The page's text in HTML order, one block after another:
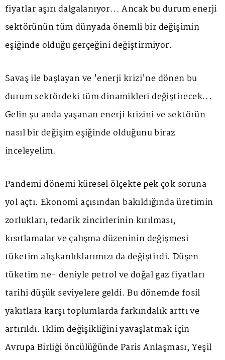
fiyatlar aşırı dalgalanıyor... Ancak bu durum enerji
sektörünün tüm dünyada önemli bir değişimin
eşiğinde olduğu gerçeğini değiştirmiyor.
Savaş ile başlayan ve 'enerji krizi'ne dönen bu
durum sektördeki tüm dinamikleri değiştirecek...
Gelin şu anda yaşanan enerji krizini ve sektörün
nasıl bir değişim eşiğinde olduğunu biraz
inceleyelim.
Pandemi dönemi küresel ölçekte pek çok soruna
yol açtı. Ekonomi açısından bakıldığında üretimin
zorlukları, tedarik zincirlerinin kırılması,
kısıtlamalar ve çalışma düzeninin değişmesi
tüketim alışkanlıklarımızı da değiştirdi. Düşen
tüketim ne- deniyle petrol ve doğal gaz fiyatları
tarihi düşük seviyelere geldi. Bu dönemde fosil
yakıtlara karşı toplumlarda farkındalık arttı ve
artırıldı. İklim değişikliğini yavaşlatmak için
Avrupa Birliği öncülüğünde Paris Anlaşması, Yeşil